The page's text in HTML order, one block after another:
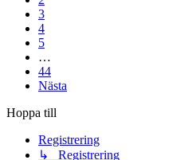
3
4
5
…
44
Nästa
Hoppa till
Registrering
↳ Registrering